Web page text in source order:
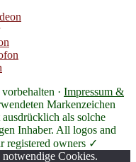
· Impressum &
Markenzeichen
als solche
Inhaber. All logos and
registered owners ✓
Cookies.